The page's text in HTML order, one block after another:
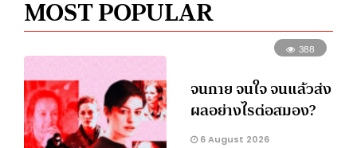
MOST POPULAR
388
จนกาย จนใจ จนแล้วส่ง
ผลอย่างไรต่อสมอง?
6 August 2026